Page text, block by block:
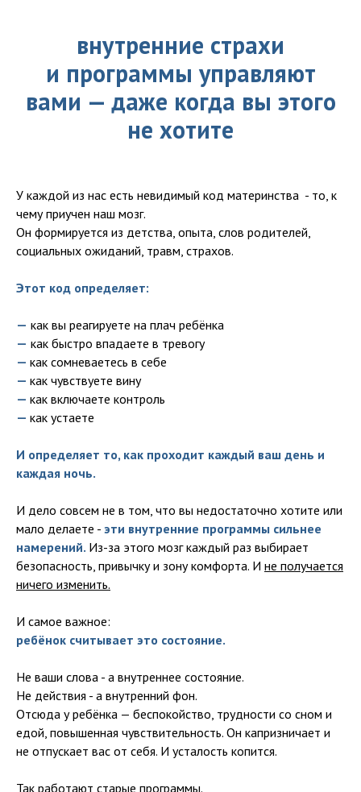
внутренние страхи
и программы управляют
вами — даже когда вы этого
не хотите
У каждой из нас есть невидимый код материнства - то, к
чему приучен наш мозг.
Он формируется из детства, опыта, слов родителей,
социальных ожиданий, травм, страхов.
Этот код определяет:
— как вы реагируете на плач ребёнка
— как быстро впадаете в тревогу
— как сомневаетесь в себе
— как чувствуете вину
— как включаете контроль
— как устаете
И определяет то, как проходит каждый ваш день и
каждая ночь.
И дело совсем не в том, что вы недостаточно хотите или
мало делаете - эти внутренние программы сильнее
намерений. Из-за этого мозг каждый раз выбирает
безопасность, привычку и зону комфорта. И не получается
ничего изменить.
И самое важное:
ребёнок считывает это состояние.
Не ваши слова - а внутреннее состояние.
Не действия - а внутренний фон.
Отсюда у ребёнка — беспокойство, трудности со сном и
едой, повышенная чувствительность. Он капризничает и
не отпускает вас от себя. И усталость копится.
Так работают старые программы.